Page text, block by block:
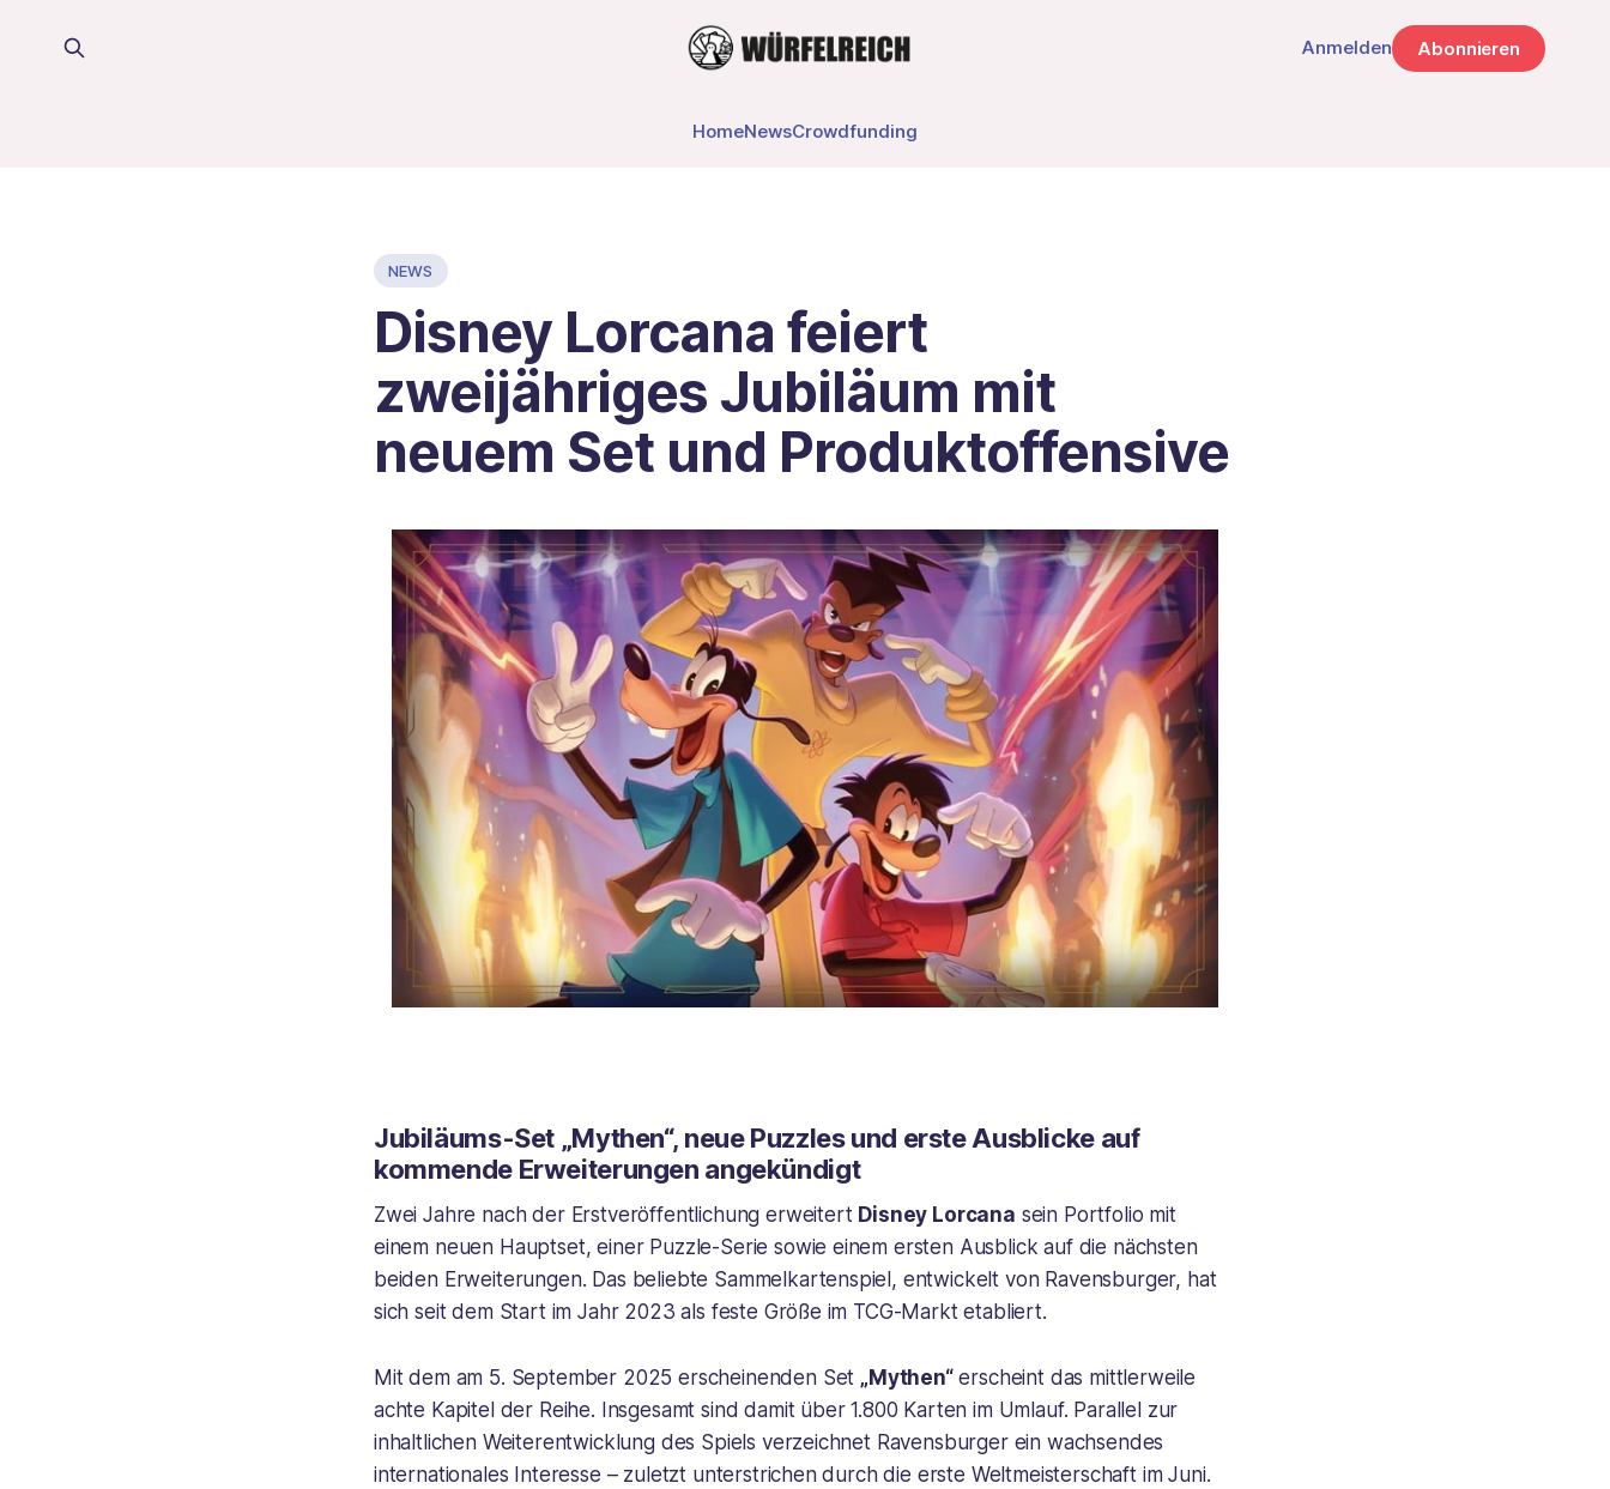
HomeNewsCrowdfunding
Anmelden Abonnieren
NEWS
Disney Lorcana feiert
zweijähriges Jubiläum mit
neuem Set und Produktoffensive
Jubiläums-Set „Mythen“, neue Puzzles und erste Ausblicke auf
kommende Erweiterungen angekündigt
Zwei Jahre nach der Erstveröffentlichung erweitert Disney Lorcana sein Portfolio mit
einem neuen Hauptset, einer Puzzle-Serie sowie einem ersten Ausblick auf die nächsten
beiden Erweiterungen. Das beliebte Sammelkartenspiel, entwickelt von Ravensburger, hat
sich seit dem Start im Jahr 2023 als feste Größe im TCG-Markt etabliert.
Mit dem am 5. September 2025 erscheinenden Set „Mythen“erscheint das mittlerweile
achte Kapitel der Reihe. Insgesamt sind damit über 1.800 Karten im Umlauf. Parallel zur
inhaltlichen Weiterentwicklung des Spiels verzeichnet Ravensburger ein wachsendes
internationales Interesse – zuletzt unterstrichen durch die erste Weltmeisterschaft im Juni.